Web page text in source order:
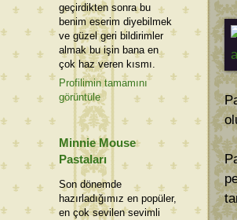
geçirdikten sonra bu
benim eserim diyebilmek
ve güzel geri bildirimler
almak bu işin bana en
çok haz veren kısmı.
Profilimin tamamını
görüntüle
Minnie Mouse
Pastaları
Son dönemde
hazırladığımız en popüler,
en çok sevilen sevimli